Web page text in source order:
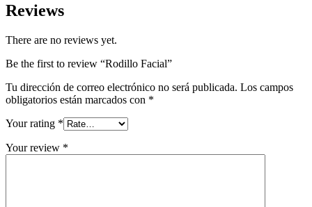
Reviews
There are no reviews yet.
Be the first to review “Rodillo Facial”
Tu dirección de correo electrónico no será publicada. Los campos
obligatorios están marcados con *
Your rating *
Your review *